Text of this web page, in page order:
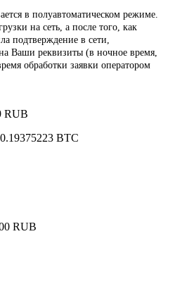
в полуавтоматическом режиме.
на сеть, а после того, как
подтверждение в сети,
Ваши реквизиты (в ночное время,
обработки заявки оператором
RUB
BTC
RUB